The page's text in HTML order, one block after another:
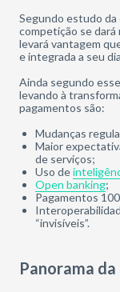
Segundo estudo
competição se
levará vantagem
e integrada a seu
Ainda segundo
levando à
pagamentos são:
Mudanças
Maior
de serviços;
Uso de
Open banking;
Pagamentos
“invisíveis”.
Panorama da